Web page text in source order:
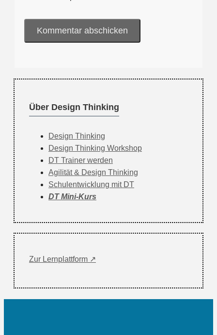
Über Design Thinking
Design Thinking
Design Thinking Workshop
DT Trainer werden
Agilität & Design Thinking
Schulentwicklung mit DT
DT Mini-Kurs
Zur Lernplattform ↗